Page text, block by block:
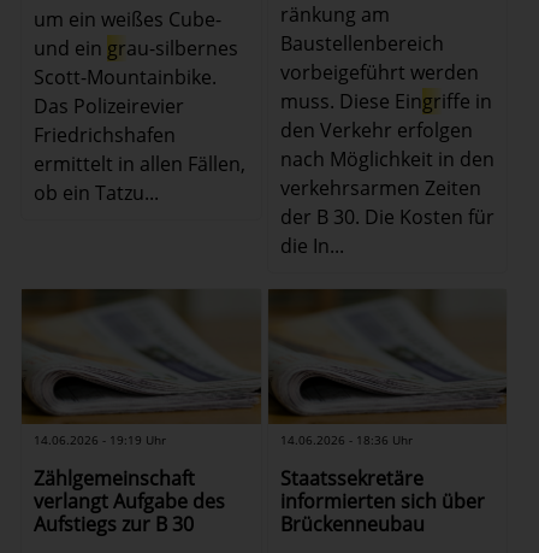
um ein weißes Cube-
und ein grau-silbernes
Scott-Mountainbike.
Das Polizeirevier
Friedrichshafen
ermittelt in allen Fällen,
ob ein Tatzu...
ränkung am
Baustellenbereich
vorbeigeführt werden
muss. Diese Eingriffe in
den Verkehr erfolgen
nach Möglichkeit in den
verkehrsarmen Zeiten
der B 30. Die Kosten für
die In...
14.06.2026 - 19:19 Uhr
Zählgemeinschaft
verlangt Aufgabe des
Aufstiegs zur B 30
14.06.2026 - 18:36 Uhr
Staatssekretäre
informierten sich über
Brückenneubau